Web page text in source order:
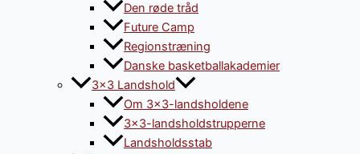
Den røde tråd
Future Camp
Regionstræning
Danske basketballakademier
3×3 Landshold
Om 3×3-landsholdene
3×3-landsholdstrupperne
Landsholdsstab